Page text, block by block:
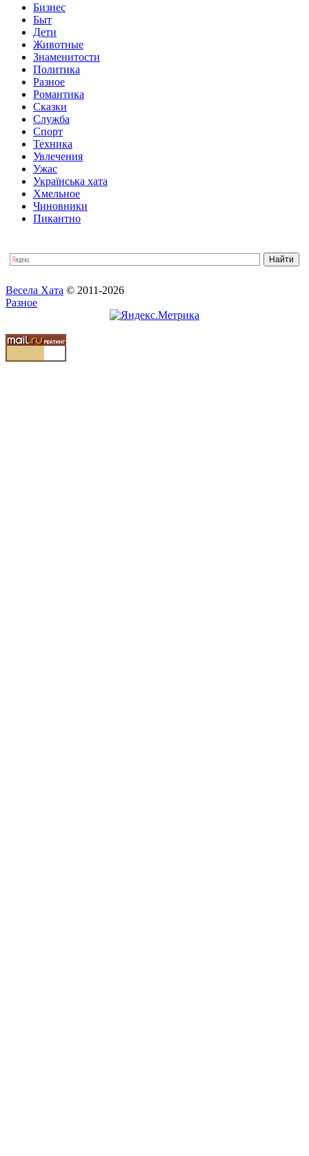
Бизнес
Быт
Дети
Животные
Знаменитости
Политика
Разное
Романтика
Сказки
Служба
Спорт
Техника
Увлечения
Ужас
Українська хата
Хмельное
Чиновники
Пикантно
Весела Хата © 2011-2026
Разное